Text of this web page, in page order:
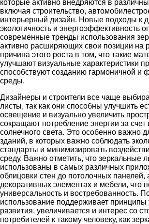
которые активно внедряются в
включая строительство,
интерьерный дизайн. Новые подходы к
экологичность и энергоэффективность
современные тренды использования
активно расширяющих свои позиции на
причина этого роста в том, что такие
улучшают визуальные характеристики
способствуют созданию гармоничной и
среды.
Дизайнеры и строители все чаще
листы, так как они способны улучшить
освещение и визуально увеличить
сокращают потребление энергии за счет
солнечного света. Это особенно важно
зданий, в которых важно соблюдать
стандарты и минимизировать
среду. Важно отметить, что зеркальные
использованы в самых различных
облицовки стен до потолочных панелей,
декоративных элементах и мебели, что
универсальность и востребованность.
использование поддерживает принципы
развития, увеличивается и интерес со
потребителей к такому человеку, как